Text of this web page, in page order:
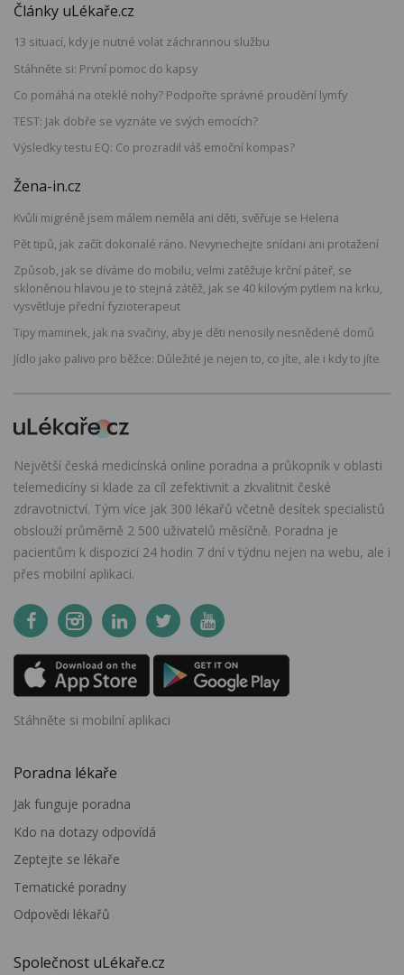
Články uLékaře.cz
13 situací, kdy je nutné volat záchrannou službu
Stáhněte si: První pomoc do kapsy
Co pomáhá na oteklé nohy? Podpořte správné proudění lymfy
TEST: Jak dobře se vyznáte ve svých emocích?
Výsledky testu EQ: Co prozradil váš emoční kompas?
Žena-in.cz
Kvůli migréně jsem málem neměla ani děti, svěřuje se Helena
Pět tipů, jak začít dokonalé ráno. Nevynechejte snídani ani protažení
Způsob, jak se díváme do mobilu, velmi zatěžuje krční páteř, se
skloněnou hlavou je to stejná zátěž, jak se 40 kilovým pytlem na krku,
vysvětluje přední fyzioterapeut
Tipy maminek, jak na svačiny, aby je děti nenosily nesnědené domů
Jídlo jako palivo pro běžce: Důležité je nejen to, co jíte, ale i kdy to jíte
Největší česká medicínská online poradna a průkopník v oblasti
telemedicíny si klade za cíl zefektivnit a zkvalitnit české
zdravotnictví. Tým více jak 300 lékařů včetně desítek specialistů
obslouží průměrně 2 500 uživatelů měsíčně. Poradna je
pacientům k dispozici 24 hodin 7 dní v týdnu nejen na webu, ale i
přes mobilní aplikaci.
Stáhněte si mobilní aplikaci
Poradna lékaře
Jak funguje poradna
Kdo na dotazy odpovídá
Zeptejte se lékaře
Tematické poradny
Odpovědi lékařů
Společnost uLékaře.cz